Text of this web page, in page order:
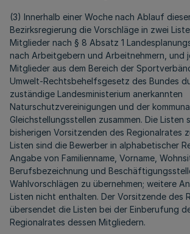
(3) Innerhalb einer Woche nach Ablauf
Bezirksregierung die Vorschläge in zwei
Mitglieder nach § 8 Absatz 1
nach Arbeitgebern und Arbeitnehmern, und
Mitglieder aus dem Bereich der
Umwelt-Rechtsbehelfsgesetz des Bundes
zuständige Landesministerium anerkannten
Naturschutzvereinigungen und der
Gleichstellungsstellen zusammen. Die Listen
bisherigen Vorsitzenden des Regionalrates
Listen sind die Bewerber in alphabetischer
Angabe von Familienname, Vorname,
Berufsbezeichnung und
Wahlvorschlägen zu übernehmen; weitere
Listen nicht enthalten. Der Vorsitzende des
übersendet die Listen bei der Einberufung
Regionalrates dessen Mitgliedern.